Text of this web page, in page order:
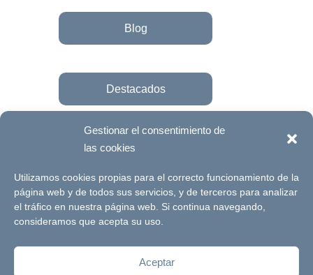
Gestionar el consentimiento de
las cookies
Utilizamos cookies propias para el correcto funcionamiento de la
página web y de todos sus servicios, y de terceros para analizar
el tráfico en nuestra página web. Si continua navegando,
consideramos que acepta su uso.
Aceptar
Blog
Destacados
Únete a la fundación
© Futuro Singular Córdoba 2017. Web
desarrollada por
Aviso Legal